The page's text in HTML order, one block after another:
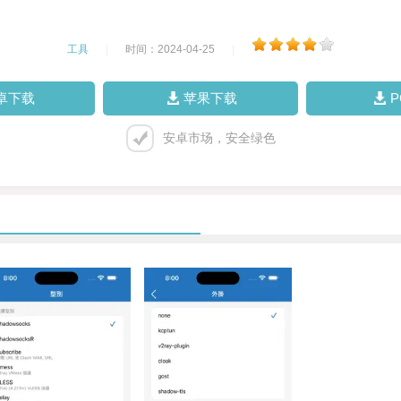
工具 时间：2024-04-25
下载 苹果下载
安卓市场，安全绿色